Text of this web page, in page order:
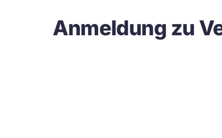
Anmeldung zu